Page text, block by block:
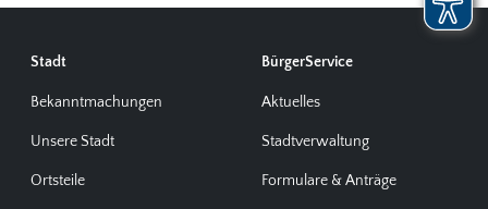
Stadt
Bekanntmachungen
Unsere Stadt
Ortsteile
BürgerService
Aktuelles
Stadtverwaltung
Formulare & Anträge